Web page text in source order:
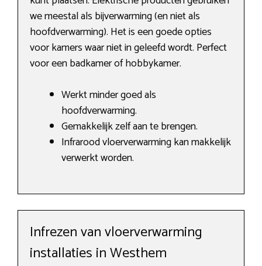
we meestal als bijverwarming (en niet als
hoofdverwarming). Het is een goede opties
voor kamers waar niet in geleefd wordt. Perfect
voor een badkamer of hobbykamer.
Werkt minder goed als
hoofdverwarming.
Gemakkelijk zelf aan te brengen.
Infrarood vloerverwarming kan makkelijk
verwerkt worden.
Infrezen van vloerverwarming
installaties in Westhem